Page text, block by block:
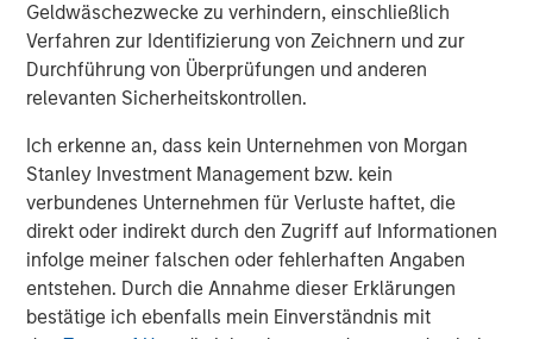
Geldwäschezwecke zu verhindern, einschließlich
Verfahren zur Identifizierung von Zeichnern und zur
Durchführung von Überprüfungen und anderen
relevanten Sicherheitskontrollen.
Ich erkenne an, dass kein Unternehmen von Morgan
Stanley Investment Management bzw. kein
verbundenes Unternehmen für Verluste haftet, die
direkt oder indirekt durch den Zugriff auf Informationen
infolge meiner falschen oder fehlerhaften Angaben
entstehen. Durch die Annahme dieser Erklärungen
bestätige ich ebenfalls mein Einverständnis mit
CONSILIENT OBSERVER
Bayes and Base Rates 2.0: How History Can
Guide Our Assessment of the Future
The Authors